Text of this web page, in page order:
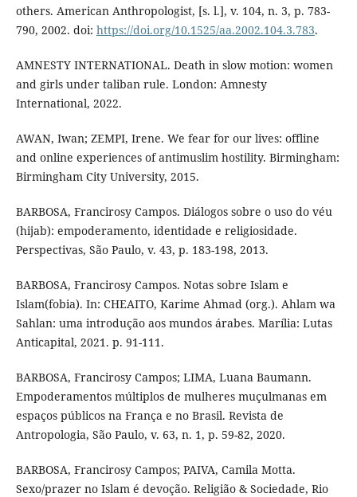
others. American Anthropologist, [s. l.], v. 104, n. 3, p. 783-
790, 2002. doi: https://doi.org/10.1525/aa.2002.104.3.783.
AMNESTY INTERNATIONAL. Death in slow motion: women
and girls under taliban rule. London: Amnesty
International, 2022.
AWAN, Iwan; ZEMPI, Irene. We fear for our lives: offline
and online experiences of antimuslim hostility. Birmingham:
Birmingham City University, 2015.
BARBOSA, Francirosy Campos. Diálogos sobre o uso do véu
(hijab): empoderamento, identidade e religiosidade.
Perspectivas, São Paulo, v. 43, p. 183-198, 2013.
BARBOSA, Francirosy Campos. Notas sobre Islam e
Islam(fobia). In: CHEAITO, Karime Ahmad (org.). Ahlam wa
Sahlan: uma introdução aos mundos árabes. Marília: Lutas
Anticapital, 2021. p. 91-111.
BARBOSA, Francirosy Campos; LIMA, Luana Baumann.
Empoderamentos múltiplos de mulheres muçulmanas em
espaços públicos na França e no Brasil. Revista de
Antropologia, São Paulo, v. 63, n. 1, p. 59-82, 2020.
BARBOSA, Francirosy Campos; PAIVA, Camila Motta.
Sexo/prazer no Islam é devoção. Religião & Sociedade, Rio